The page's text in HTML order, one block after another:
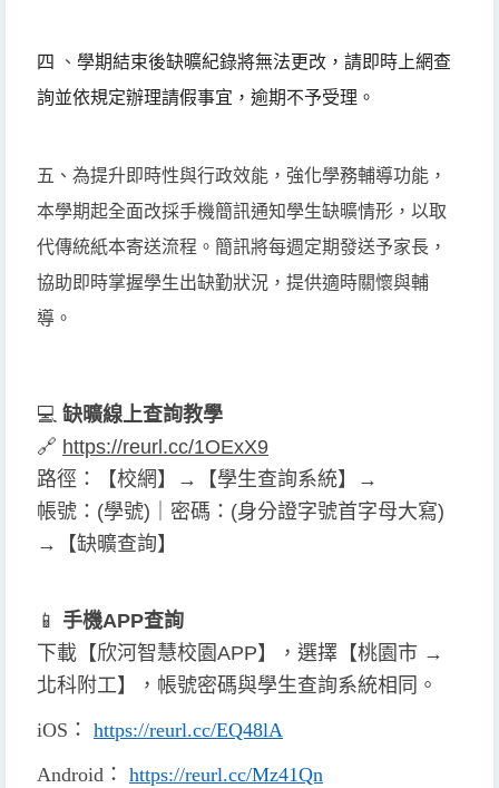
四 、 學期結束後缺曠紀錄將無法更改， 請即時上網查
詢並依規定辦理請假事宜，逾期不予受理。
五、為提升即時性與行政效能，強化學務輔導功能，
本學期起全面改採手機簡訊通知學生缺曠情形，以取
代傳統紙本寄送流程。簡訊將每週定期發送予家長，
協助即時掌握學生出缺勤狀況，提供適時關懷與輔
導。
💻 缺曠線上查詢教學
🔗 https://reurl.cc/1OExX9
路徑：【校網】→【學生查詢系統】→
帳號：(學號)｜密碼：(身分證字號首字母大寫)
→【缺曠查詢】
📱 手機APP查詢
下載【欣河智慧校園APP】，選擇【桃園市 →
北科附工】，帳號密碼與學生查詢系統相同。
iOS ： https://reurl.cc/EQ48lA
Android ： https://reurl.cc/Mz41Qn